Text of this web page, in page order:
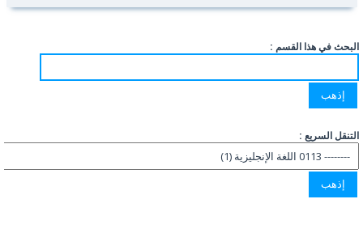
البحث في هذا القسم :
التنقل السريع :